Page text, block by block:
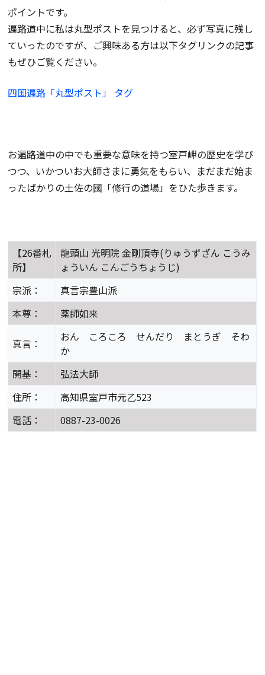
ポイントです。
遍路道中に私は丸型ポストを見つけると、必ず写真に残し
ていったのですが、ご興味ある方は以下タグリンクの記事
もぜひご覧ください。
四国遍路「丸型ポスト」 タグ
お遍路道中の中でも重要な意味を持つ室戸岬の歴史を学び
つつ、いかついお大師さまに勇気をもらい、まだまだ始ま
ったばかりの土佐の國「修行の道場」をひた歩きます。
【26番札
所】
龍頭山 光明院 金剛頂寺(りゅうずざん こうみ
ょういん こんごうちょうじ)
宗派：
真言宗豊山派
本尊：
薬師如来
真言：
おん ころころ せんだり まとうぎ そわ
か
開基：
弘法大師
住所：
高知県室戸市元乙523
電話：
0887-23-0026